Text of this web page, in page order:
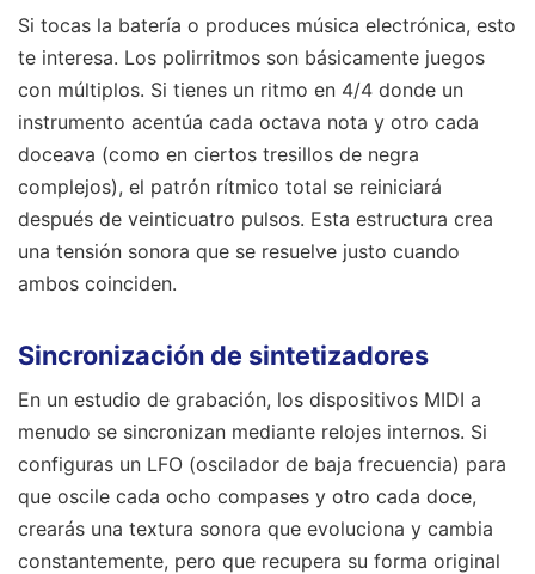
Si tocas la batería o produces música electrónica, esto
te interesa. Los polirritmos son básicamente juegos
con múltiplos. Si tienes un ritmo en 4/4 donde un
instrumento acentúa cada octava nota y otro cada
doceava (como en ciertos tresillos de negra
complejos), el patrón rítmico total se reiniciará
después de veinticuatro pulsos. Esta estructura crea
una tensión sonora que se resuelve justo cuando
ambos coinciden.
Sincronización de sintetizadores
En un estudio de grabación, los dispositivos MIDI a
menudo se sincronizan mediante relojes internos. Si
configuras un LFO (oscilador de baja frecuencia) para
que oscile cada ocho compases y otro cada doce,
crearás una textura sonora que evoluciona y cambia
constantemente, pero que recupera su forma original